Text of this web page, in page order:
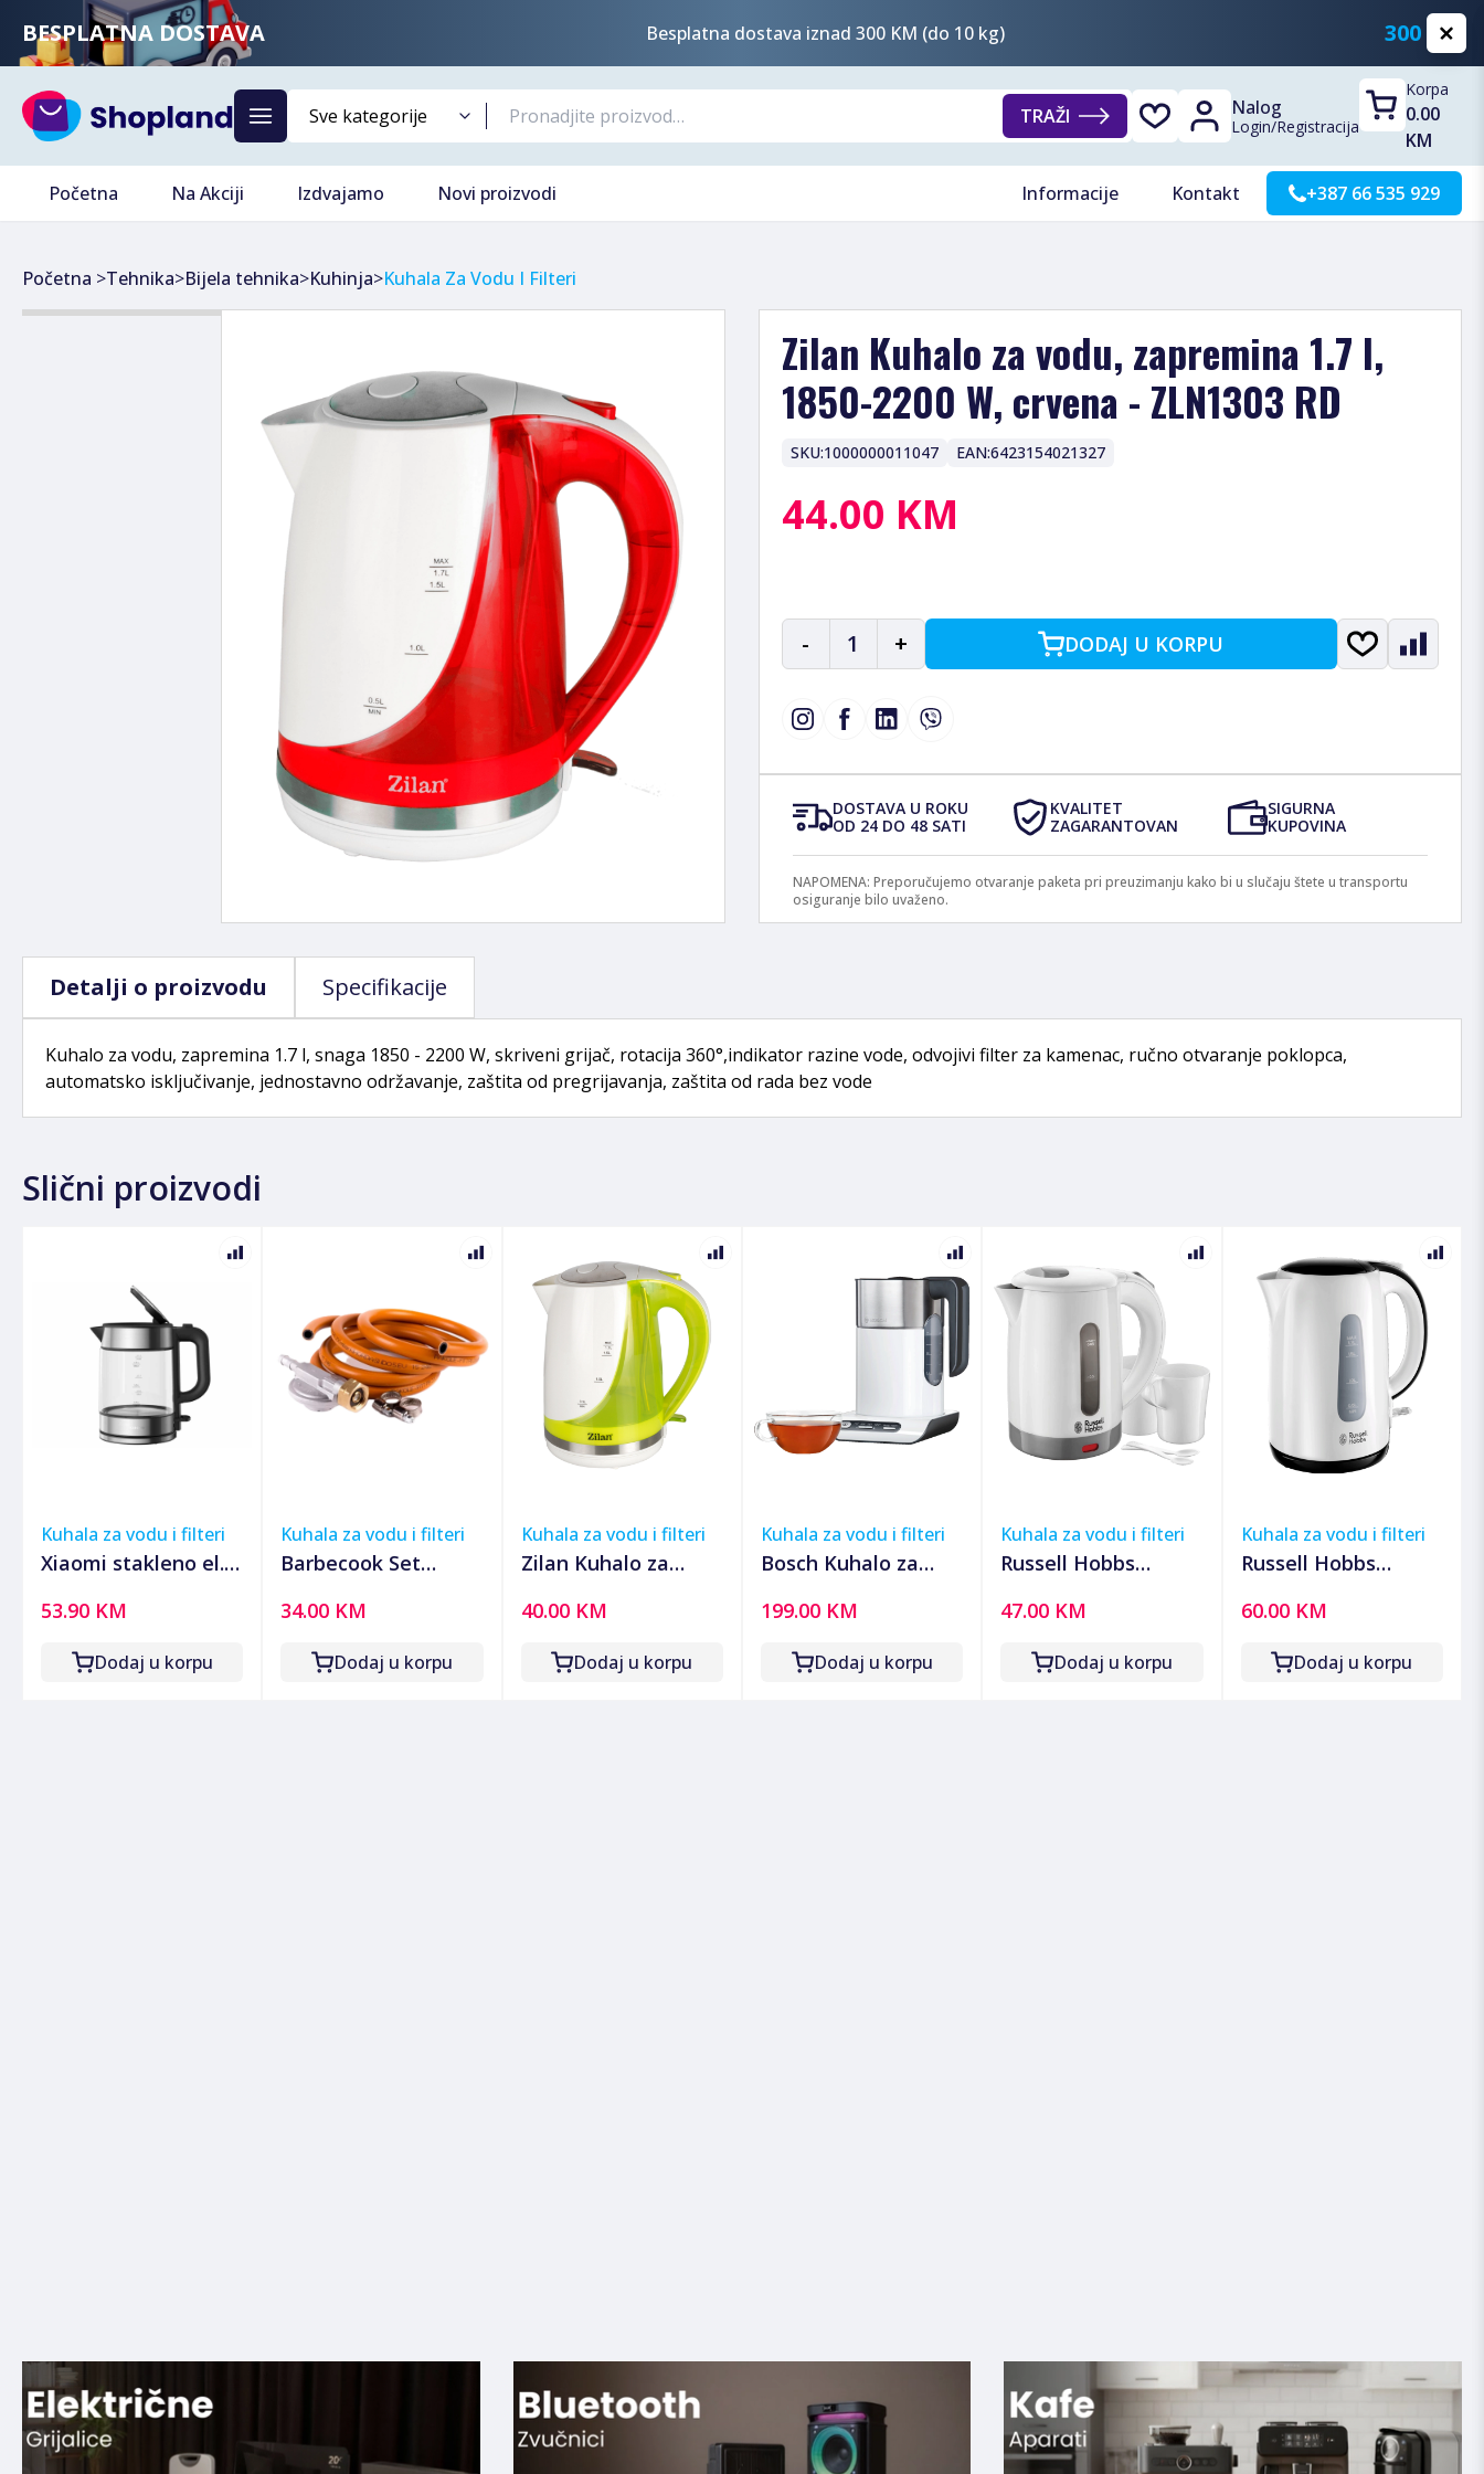
BESPLATNA DOSTAVA Besplatna dostava iznad 300 KM (do 10 kg) 300 KM
TRAŽI Nalog
Login/Registracija
Korpa
0.00
KM
Početna Na Akciji Izdvajamo Novi proizvodi Informacije Kontakt +387 66 535 929
Početna >Tehnika>Bijela tehnika>Kuhinja>Kuhala Za Vodu I Filteri
Zilan Kuhalo za vodu, zapremina 1.7 l,
1850-2200 W, crvena - ZLN1303 RD
SKU:1000000011047 EAN:6423154021327
44.00 KM
- 1 + DODAJ U KORPU
DOSTAVA U ROKU
OD 24 DO 48 SATI
KVALITET
ZAGARANTOVAN
SIGURNA
KUPOVINA
NAPOMENA: Preporučujemo otvaranje paketa pri preuzimanju kako bi u slučaju štete u transportu
osiguranje bilo uvaženo.
Detalji o proizvodu Specifikacije
Kuhalo za vodu, zapremina 1.7 l, snaga 1850 - 2200 W, skriveni grijač, rotacija 360°,indikator razine vode, odvojivi filter za kamenac, ručno otvaranje poklopca,
automatsko isključivanje, jednostavno održavanje, zaštita od pregrijavanja, zaštita od rada bez vode
Slični proizvodi
Kuhala za vodu i filteri
Xiaomi stakleno el.
osvjetljenje 1.7L,
2200W
53.90 KM
Dodaj u korpu
Kuhala za vodu i filteri
Barbecook Set
za PB plinsku bocu -
PWS-000291-01
34.00 KM
Dodaj u korpu
Kuhala za vodu i filteri
Zilan Kuhalo za
l, 1850-2200 W,
zelena - ZLN1303 GR
40.00 KM
Dodaj u korpu
Kuhala za vodu i filteri
Bosch Kuhalo za
lit., 2400 W, Styline -
TWK8611P
199.00 KM
Dodaj u korpu
Kuhala za vodu i filteri
Russell Hobbs
zapremina 0,85 lit.,
1000W - 23840-70
47.00 KM
Dodaj u korpu
Kuhala za vodu i filteri
Russell Hobbs
zapremina 1.7 l, 2200
W, My Breakfast -
60.00 KM
Dodaj u korpu